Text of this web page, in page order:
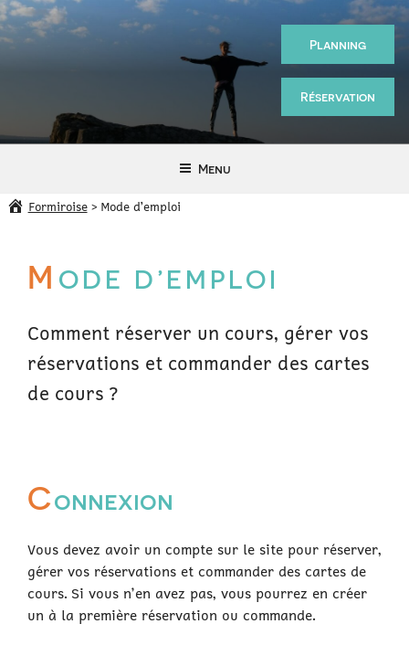
Aller
au
Sport
Santé
Planning
Réservation
Menu
Formiroise> Mode d’emploi
M ODE D’EMPLOI
Comment réserver un cours, gérer vos
réservations et commander des cartes
de cours ?
Connexion
Vous devez avoir un compte sur le site pour réserver,
gérer vos réservations et commander des cartes de
cours. Si vous n’en avez pas, vous pourrez en créer
un à la première réservation ou commande.